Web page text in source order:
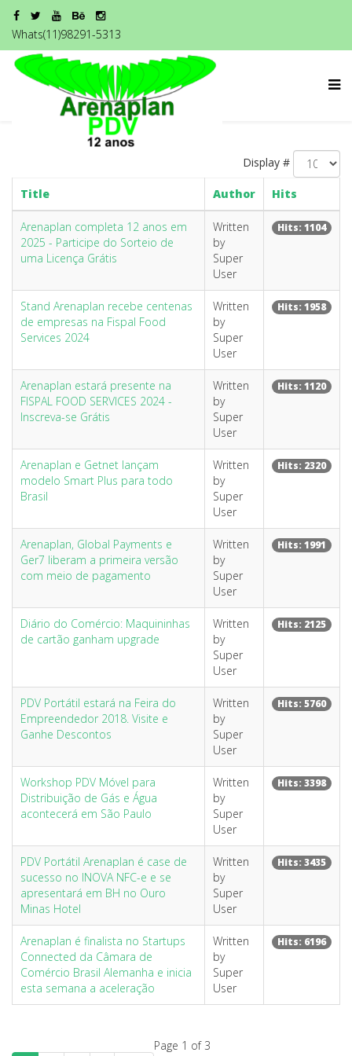
Whats(11)98291-5313
Display #
Title Author Hits
Arenaplan completa 12 anos em
2025 - Participe do Sorteio de
uma Licença Grátis
Written
by
Super
User
Hits: 1104
Stand Arenaplan recebe centenas
de empresas na Fispal Food
Services 2024
Written
by
Super
User
Hits: 1958
Arenaplan estará presente na
FISPAL FOOD SERVICES 2024 -
Inscreva-se Grátis
Written
by
Super
User
Hits: 1120
Arenaplan e Getnet lançam
modelo Smart Plus para todo
Brasil
Written
by
Super
User
Hits: 2320
Arenaplan, Global Payments e
Ger7 liberam a primeira versão
com meio de pagamento
Written
by
Super
User
Hits: 1991
Diário do Comércio: Maquininhas
de cartão ganham upgrade
Written
by
Super
User
Hits: 2125
PDV Portátil estará na Feira do
Empreendedor 2018. Visite e
Ganhe Descontos
Written
by
Super
User
Hits: 5760
Workshop PDV Móvel para
Distribuição de Gás e Água
acontecerá em São Paulo
Written
by
Super
User
Hits: 3398
PDV Portátil Arenaplan é case de
sucesso no INOVA NFC-e e se
apresentará em BH no Ouro
Minas Hotel
Written
by
Super
User
Hits: 3435
Arenaplan é finalista no Startups
Connected da Câmara de
Comércio Brasil Alemanha e inicia
esta semana a aceleração
Written
by
Super
User
Hits: 6196
Page 1 of 3